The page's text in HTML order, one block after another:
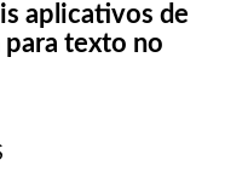
aplicativos de
para texto no